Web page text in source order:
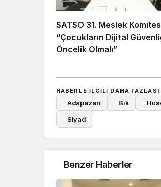
SATSO 31. Meslek
“Çocukların Dijital
Öncelik Olmalı”
HABERLE ILGILI DAHA FAZLASI
Adapazarı Bik
Siyad
Benzer Haberler